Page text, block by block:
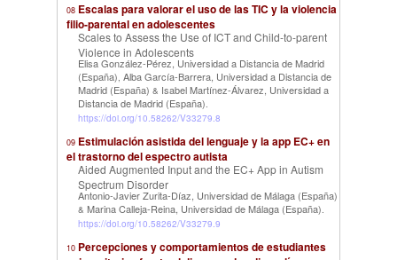
08 Escalas para valorar el uso de las TIC y la violencia
filio-parental en adolescentes
Scales to Assess the Use of ICT and Child-to-parent
Violence in Adolescents
Elisa González-Pérez, Universidad a Distancia de Madrid
(España), Alba García-Barrera, Universidad a Distancia de
Madrid (España) & Isabel Martínez-Álvarez, Universidad a
Distancia de Madrid (España).
https://doi.org/10.58262/V33279.8
09 Estimulación asistida del lenguaje y la app EC+ en
el trastorno del espectro autista
Aided Augmented Input and the EC+ App in Autism
Spectrum Disorder
Antonio-Javier Zurita-Díaz, Universidad de Málaga (España)
& Marina Calleja-Reina, Universidad de Málaga (España).
https://doi.org/10.58262/V33279.9
10 Percepciones y comportamientos de estudiantes